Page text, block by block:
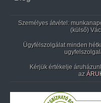
Személyes átvétel:
(külső)
Ügyfélszolgálat minden
Kérjük értékelje
az